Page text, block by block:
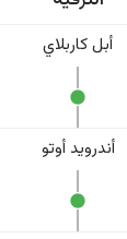
أبل كاربلاي
أندرويد أوتو